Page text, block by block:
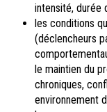
intensité, durée
les conditions
(déclencheurs
le maintien du
chroniques,
environnement